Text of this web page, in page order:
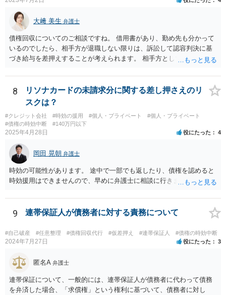
大﨑 美生 弁護士
債権回収についてのご相談ですね。 借用書があり、勤め先も分かって
いるのでしたら、相手方が退職しない限りは、訴訟して認容判決に基
づき給与を差押えすることが考えられます。 相手方としては上記のと
まとまる可能性もあると思います。 借用書などの記録をもって弁護士
にご相談されることをおすすめします。
8
リソナカードの未請求分に関する差し押さえのリ
スクは？
#クレジット会社 #時効の援用 #個人・プライベート
#個人・プライベート
#債権の時効中断
#140万円以下
2025年4月28日 役にたった 4
岡田 晃朝 弁護士
時効の可能性があります。 途中で一部でも返したり、債権を認めると
時効援用はできませんので、早めに弁護士に相談に行きましょう。
9 連帯保証人が債務者に対する責務について
#自己破産 #任意整理 #債権回収代行 #仮差押え #連帯保証人 #債権の時効中断
2024年7月27日 役にたった 3
匿名A 弁護士
連帯保証について、一般的には、連帯保証人が債務者に代わって債務
を弁済した場合、「求償権」という権利に基づいて、債務者に対し